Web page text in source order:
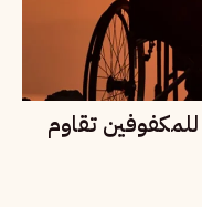
تقاوم